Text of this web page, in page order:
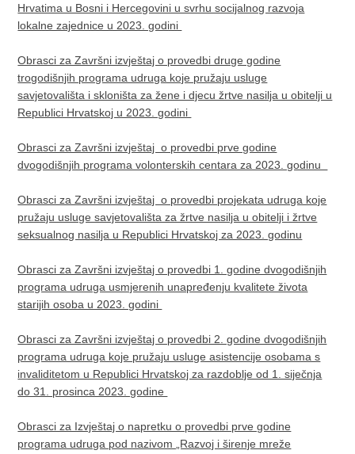
Hrvatima u Bosni i Hercegovini u svrhu socijalnog razvoja
lokalne zajednice u 2023. godini ​
Obrasci za Završni izvještaj o provedbi druge godine
trogodišnjih programa udruga koje pružaju usluge
savjetovališta i skloništa za žene i djecu žrtve nasilja u obitelji u
Republici Hrvatskoj u 2023. godini
Obrasci za Završni izvještaj o provedbi prve godine
dvogodišnjih programa volonterskih centara za 2023. godinu
Obrasci za Završni izvještaj o provedbi projekata udruga koje
pružaju usluge savjetovališta za žrtve nasilja u obitelji i žrtve
seksualnog nasilja u Republici Hrvatskoj za 2023. godinu
Obrasci za Završni izvještaj o provedbi 1. godine dvogodišnjih
programa udruga usmjerenih unapređenju kvalitete života
starijih osoba u 2023. godini
Obrasci za Završni izvještaj o provedbi 2. godine dvogodišnjih
programa udruga koje pružaju usluge asistencije osobama s
invaliditetom u Republici Hrvatskoj za razdoblje od 1. siječnja
do 31. prosinca 2023. godine
Obrasci za Izvještaj o napretku o provedbi prve godine
programa udruga pod nazivom „Razvoj i širenje mreže